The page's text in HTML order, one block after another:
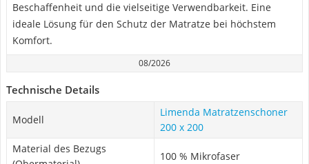
Beschaffenheit und die vielseitige Verwendbarkeit. Eine
ideale Lösung für den Schutz der Matratze bei höchstem
Komfort.
08/2026
Technische Details
Modell
Limenda Matratzenschoner
200 x 200
Material des Bezugs
100 % Mikrofaser